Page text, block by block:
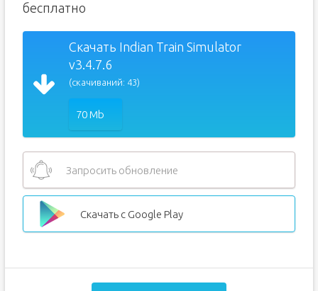
бесплатно
Скачать Indian Train Simulator
v3.4.7.6
(скачиваний: 43)
70 Mb
Запросить обновление
Скачать с Google Play